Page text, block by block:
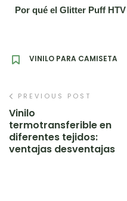
Por qué el Glitter Puff
VINILO PARA CAMISETA
PREVIOUS POST
Vinilo
termotransferible en
diferentes tejidos:
ventajas desventajas